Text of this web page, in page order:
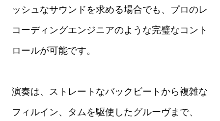
ッシュなサウンドを求める場合でも、プロのレ
コーディングエンジニアのような完璧なコント
ロールが可能です。
演奏は、ストレートなバックビートから複雑な
フィルイン、タムを駆使したグルーヴまで、